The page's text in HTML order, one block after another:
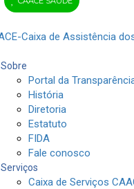
Brasil
Sobre
Portal da
História
Diretoria
Estatuto
FIDA
Fale conosco
Serviços
Caixa de Serviços